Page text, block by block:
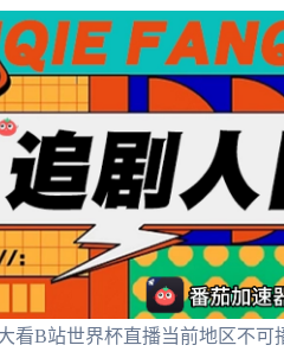
B站世界杯直播当前地区不可